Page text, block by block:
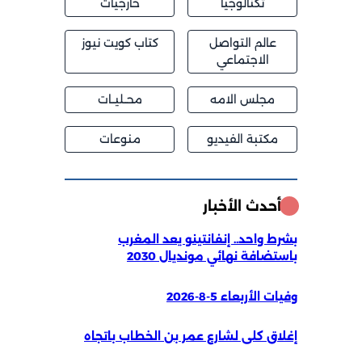
تكنالوجيا خارجيات
عالم التواصل
الاجتماعي
كتاب كويت نيوز
مجلس الامه محــليــات
مكتبة الفيديو منوعات
أحدث الأخبار
بشرط واحد.. إنفانتينو يعد المغرب
باستضافة نهائي مونديال 2030
وفيات الأربعاء 5-8-2026
إغلاق كلي لشارع عمر بن الخطاب باتجاه